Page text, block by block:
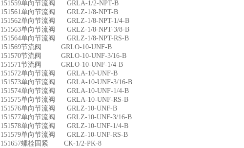
151559单向节流阀 GRLA-1/2-NPT-B
151561单向节流阀 GRLZ-1/8-NPT-B
151562单向节流阀 GRLZ-1/8-NPT-1/4-B
151563单向节流阀 GRLZ-1/8-NPT-3/8-B
151564单向节流阀 GRLZ-1/8-NPT-RS-B
151569节流阀 GRLO-10-UNF-B
151570节流阀 GRLO-10-UNF-3/16-B
151571节流阀 GRLO-10-UNF-1/4-B
151572单向节流阀 GRLA-10-UNF-B
151573单向节流阀 GRLA-10-UNF-3/16-B
151574单向节流阀 GRLA-10-UNF-1/4-B
151575单向节流阀 GRLA-10-UNF-RS-B
151576单向节流阀 GRLZ-10-UNF-B
151577单向节流阀 GRLZ-10-UNF-3/16-B
151578单向节流阀 GRLZ-10-UNF-1/4-B
151579单向节流阀 GRLZ-10-UNF-RS-B
151657螺栓固紧 CK-1/2-PK-8